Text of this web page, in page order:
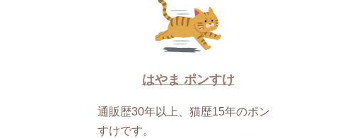
はやま ポンすけ
通販歴30年以上、猫歴15年のポン
すけです。